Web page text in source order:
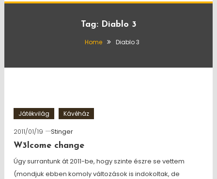
Tag: Diablo 3
Home Diablo 3
Játékvilág Kávéház
2011/01/19
Stinger
W3lcome change
Úgy surrantunk át 2011-be, hogy szinte észre se vettem
(mondjuk ebben komoly változások is indokoltak, de